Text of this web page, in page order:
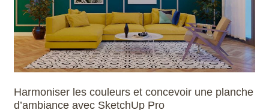
Harmoniser les couleurs et concevoir une planche
d’ambiance avec SketchUp Pro